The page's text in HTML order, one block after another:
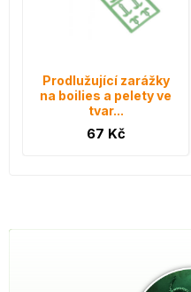
Prodlužující zarážky
na boilies a pelety ve
tvar...
67 Kč